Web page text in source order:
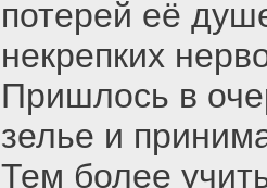
потерей её
некрепких
Пришлось в
зелье и
Тем более